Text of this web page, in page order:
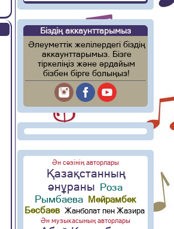
Біздің аккаунттарымыз
Әлеуметтік желілердегі біздің
аккаунттарымыз. Бізге
тіркеліңіз және әрдайым
бізбен бірге болыңыз!
Ән сөзінің авторлары
Қазақстанның
әнұраны Роза
Рымбаева Мейрамбек
Бесбаев Жанболат пен Жазира
Ән музыкасының авторлары